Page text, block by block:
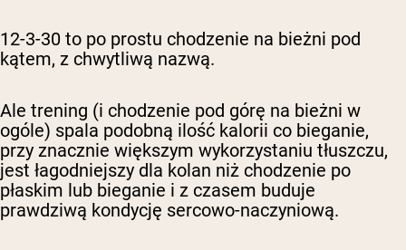
12-3-30 to po prostu chodzenie na bieżni pod
kątem, z chwytliwą nazwą.
Ale trening (i chodzenie pod górę na bieżni w
ogóle) spala podobną ilość kalorii co bieganie,
przy znacznie większym wykorzystaniu tłuszczu,
jest łagodniejszy dla kolan niż chodzenie po
płaskim lub bieganie i z czasem buduje
prawdziwą kondycję sercowo-naczyniową.